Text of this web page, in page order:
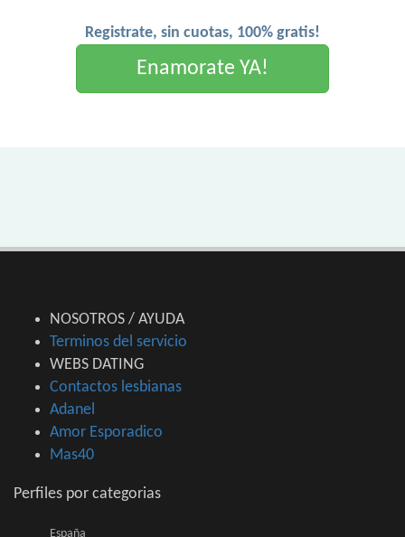
Registrate, sin cuotas, 100% gratis!
Enamorate YA!
NOSOTROS / AYUDA
Terminos del servicio
WEBS DATING
Contactos lesbianas
Adanel
Amor Esporadico
Mas40
Perfiles por categorias
España